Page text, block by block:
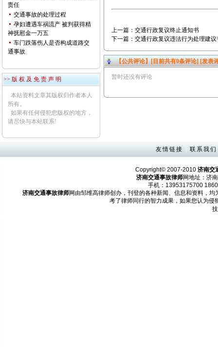
责任
交通事故的处理过程
孕妇遭遇车祸流产 被判获得精
神抚慰金一万五
车门跌落伤人是否构成道路交
通事故
>> 版 权 及 免 责 声 明
本站资料文章其版权归作者本人
所有。
如果有任何侵犯您版权的地方，
请尽快与本站联系!
上一篇： 交通行政复议终止通知书
下一篇： 交通行政复议违法行为处理建议
【公共评论】[目前共有0条评论][发表
暂时还没有评论
友情链接 联系我们
Copyright© 2007-2010 济南交
济南交通事故律师网地址：济
手机：13953175700
济南交通事故律师网由邹维高律师创办，刊登的各种新闻、信息和资料，均
考了律师同行的智力成果，如果您认为侵